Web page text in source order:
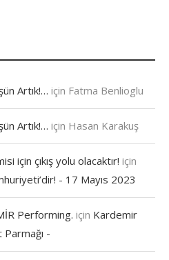
Artık!… için Fatma Benlioglu
Artık!… için Hasan Karakuş
için çıkış yolu olacaktır! için
- 17 Mayıs 2023
Performing. için Kardemir
-